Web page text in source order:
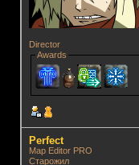
Director
Awards
Perfect
Map Editor PRO
Старожил